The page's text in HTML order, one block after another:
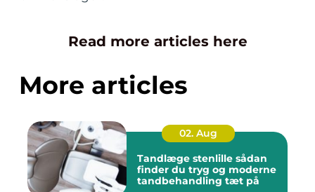
Read more articles here
More articles
02. Aug
Tandlæge stenlille sådan
finder du tryg og moderne
tandbehandling tæt på